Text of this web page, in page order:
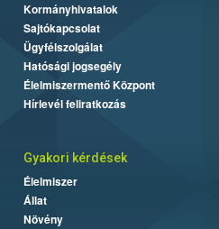
Kormányhivatalok
Sajtókapcsolat
Ügyfélszolgálat
Hatósági jogsegély
Élelmiszermentő Központ
Hírlevél feliratkozás
Gyakori kérdések
Élelmiszer
Állat
Növény